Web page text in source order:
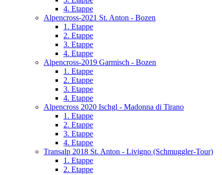
4. Etappe
Alpencross-2021 St. Anton - Bozen
1. Etappe
2. Etappe
3. Etappe
4. Etappe
Alpencross-2019 Garmisch - Bozen
1. Etappe
2. Etappe
3. Etappe
4. Etappe
Alpencross 2020 Ischgl - Madonna di Tirano
1. Etappe
2. Etappe
3. Etappe
4. Etappe
Transalp 2018 St. Anton - Livigno (Schmuggler-Tour)
1. Etappe
2. Etappe